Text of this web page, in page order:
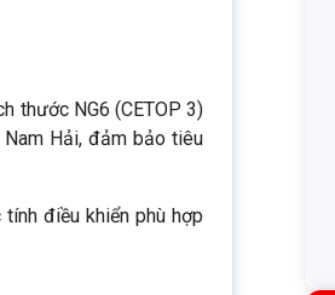
thước NG6 (CETOP 3)
Hải, đảm bảo tiêu
điều khiển phù hợp